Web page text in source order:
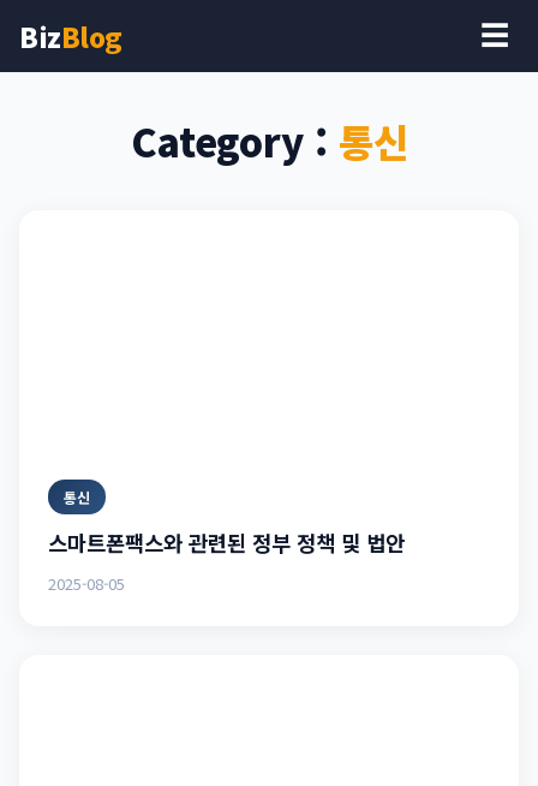
BizBlog ☰
Category : 통신
통신
스마트폰팩스와 관련된 정부 정책 및 법안
2025-08-05